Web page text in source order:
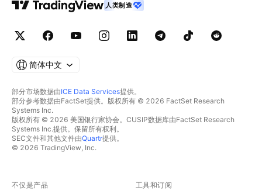
人类制造
简体中文
部分市场数据由ICE Data Services提供。
部分参考数据由FactSet提供。版权所有 © 2026 FactSet Research
Systems Inc.
版权所有 © 2026 美国银行家协会。CUSIP数据库由FactSet Research
Systems Inc.提供。保留所有权利。
SEC文件和其他文件由Quartr提供。
© 2026 TradingView, Inc.
不仅是产品 工具和订阅